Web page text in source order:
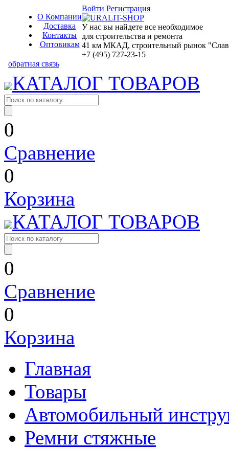
О Компании
Доставка
Контакты
Оптовикам
Войти Регистрация
У нас вы найдете все необходимое
для строительства и ремонта
41 км МКАД, строительный рынок
+7 (495) 727-23-15
обратная связь
КАТАЛОГ ТОВАРОВ
0
Сравнение
0
Корзина
КАТАЛОГ ТОВАРОВ
0
Сравнение
0
Корзина
Главная
Товары
Автомобильный
Ремни стяжные